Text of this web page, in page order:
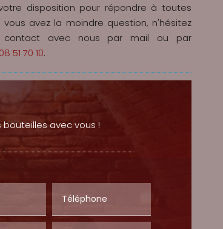
disposition pour répondre à toutes
vous avez la moindre question, n'hésitez
avec nous par mail ou par
51 70 10.
avec vous !